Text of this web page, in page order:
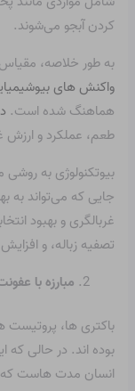
کردن آبجو می‌شوند.
به طور خلاصه،
واکنش های
هماهنگ شده است.
طعم، عملکرد و ارزش
بیوتکنولوژی به
جایی که می‌تواند به
غربالگری و بهبود
تصفیه زباله، و
مبارزه با
باکتری ها،
بوده اند. در حالی که
انسان مدت هاست که